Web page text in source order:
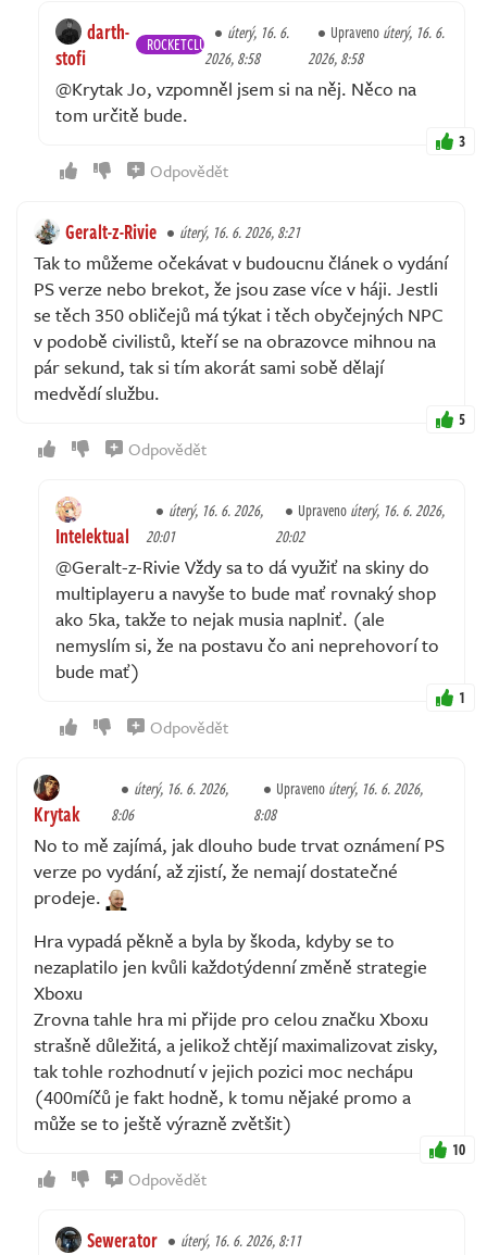
darth-
stofi
ROCKETCLUB
úterý, 16. 6.
2026, 8:58
Upravenoúterý, 16. 6.
2026, 8:58
@Krytak Jo, vzpomněl jsem si na něj. Něco na
tom určitě bude.
3
Odpovědět
Geralt-z-Rivie úterý, 16. 6. 2026, 8:21
Tak to můžeme očekávat v budoucnu článek o vydání
PS verze nebo brekot, že jsou zase více v háji. Jestli
se těch 350 obličejů má týkat i těch obyčejných NPC
v podobě civilistů, kteří se na obrazovce mihnou na
pár sekund, tak si tím akorát sami sobě dělají
medvědí službu.
5
Odpovědět
Intelektual
úterý, 16. 6. 2026,
20:01
Upravenoúterý, 16. 6. 2026,
20:02
@Geralt-z-Rivie Vždy sa to dá využiť na skiny do
multiplayeru a navyše to bude mať rovnaký shop
ako 5ka, takže to nejak musia naplniť. (ale
nemyslím si, že na postavu čo ani neprehovorí to
bude mať)
1
Odpovědět
Krytak
úterý, 16. 6. 2026,
8:06
Upravenoúterý, 16. 6. 2026,
8:08
No to mě zajímá, jak dlouho bude trvat oznámení PS
verze po vydání, až zjistí, že nemají dostatečné
prodeje.
Hra vypadá pěkně a byla by škoda, kdyby se to
nezaplatilo jen kvůli každotýdenní změně strategie
Xboxu
Zrovna tahle hra mi přijde pro celou značku Xboxu
strašně důležitá, a jelikož chtějí maximalizovat zisky,
tak tohle rozhodnutí v jejich pozici moc nechápu
(400míčů je fakt hodně, k tomu nějaké promo a
může se to ještě výrazně zvětšit)
10
Odpovědět
Sewerator úterý, 16. 6. 2026, 8:11